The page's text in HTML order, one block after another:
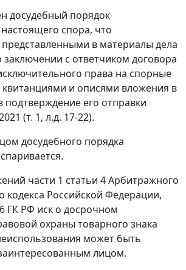
досудебный порядок
спора, что
в материалы дела
с ответчиком договора
права на спорные
квитанциями и описями вложения в
его отправки
(т. 1, л.д. 17-22).
досудебного порядка
части 1 статьи 4 Арбитражного
кодекса Российской Федерации,
ГК РФ иск о досрочном
охраны товарного знака
может быть
лицом.